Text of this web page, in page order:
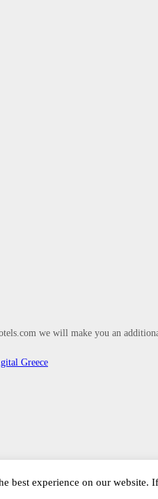
we will make you an
Greece
best experience on our